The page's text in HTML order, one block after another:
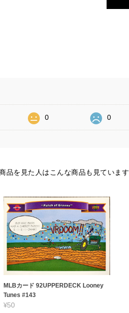
0 0
品を見た人はこんな商品も見ています
MLBカード 92UPPERDECK Looney
Tunes #143
¥50